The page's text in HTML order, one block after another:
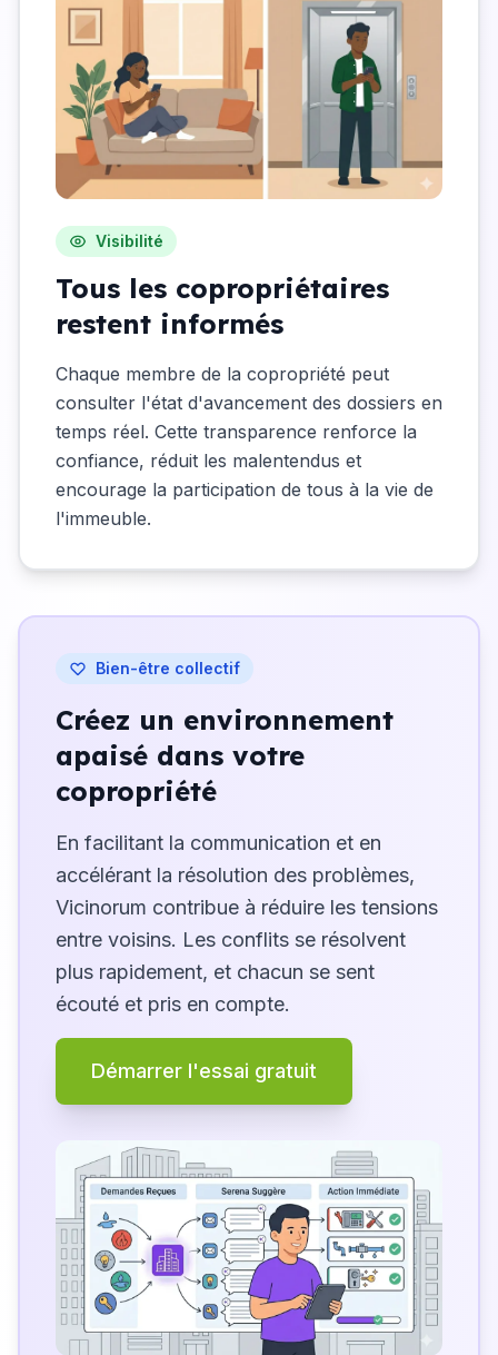
Visibilité
Tous les copropriétaires
restent informés
Chaque membre de la copropriété peut
consulter l'état d'avancement des dossiers en
temps réel. Cette transparence renforce la
confiance, réduit les malentendus et
encourage la participation de tous à la vie de
l'immeuble.
Bien-être collectif
Créez un environnement
apaisé dans votre
copropriété
En facilitant la communication et en
accélérant la résolution des problèmes,
Vicinorum contribue à réduire les tensions
entre voisins. Les conflits se résolvent
plus rapidement, et chacun se sent
écouté et pris en compte.
Démarrer l'essai gratuit